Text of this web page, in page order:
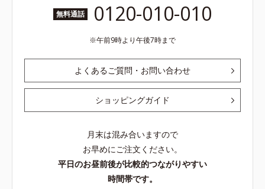
無料通話 0120-010-010
午前9時より午後7時まで
よくあるご質問・お問い合わせ
ショッピングガイド
月末は混み合いますので
お早めにご注文ください。
平日のお昼前後が比較的つながりやすい
時間帯です。